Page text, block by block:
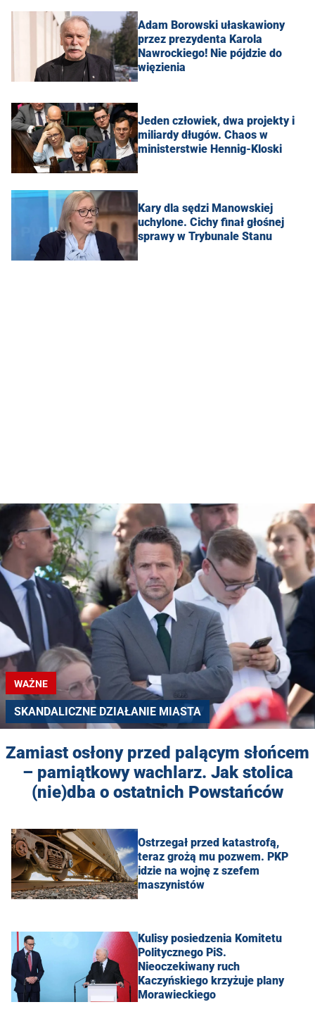
Adam Borowski ułaskawiony
przez prezydenta Karola
Nawrockiego! Nie pójdzie do
więzienia
Jeden człowiek, dwa projekty i
miliardy długów. Chaos w
ministerstwie Hennig-Kloski
Kary dla sędzi Manowskiej
uchylone. Cichy finał głośnej
sprawy w Trybunale Stanu
WAŻNE
SKANDALICZNE DZIAŁANIE MIASTA
Zamiast osłony przed palącym słońcem
– pamiątkowy wachlarz. Jak stolica
(nie)dba o ostatnich Powstańców
Ostrzegał przed katastrofą,
teraz grożą mu pozwem. PKP
idzie na wojnę z szefem
maszynistów
Kulisy posiedzenia Komitetu
Politycznego PiS.
Nieoczekiwany ruch
Kaczyńskiego krzyżuje plany
Morawieckiego